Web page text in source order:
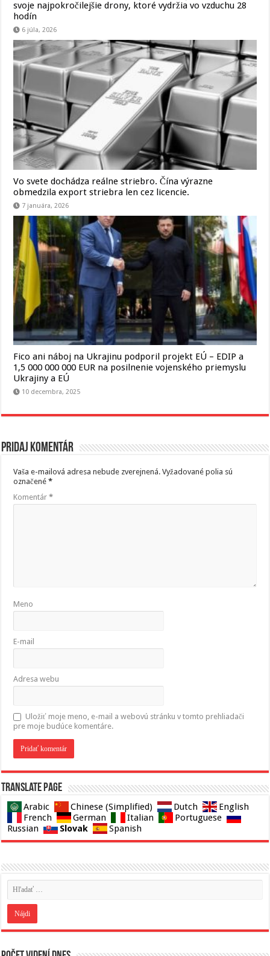
svoje najpokročilejšie drony, ktoré vydržia vo vzduchu 28
hodín
6 júla, 2026
Vo svete dochádza reálne striebro. Čína výrazne
obmedzila export striebra len cez licencie.
7 januára, 2026
Fico ani náboj na Ukrajinu podporil projekt EÚ – EDIP a
1,5 000 000 000 EUR na posilnenie vojenského priemyslu
Ukrajiny a EÚ
10 decembra, 2025
Pridaj komentár
Vaša e-mailová adresa nebude zverejnená. Vyžadované polia sú
označené*
Komentár*
Meno
E-mail
Adresa webu
Uložiť moje meno, e-mail a webovú stránku v tomto prehliadači
pre moje budúce komentáre.
Translate page
Arabic Chinese (Simplified) Dutch
English
French
German Italian
Portuguese
Russian
Slovak Spanish